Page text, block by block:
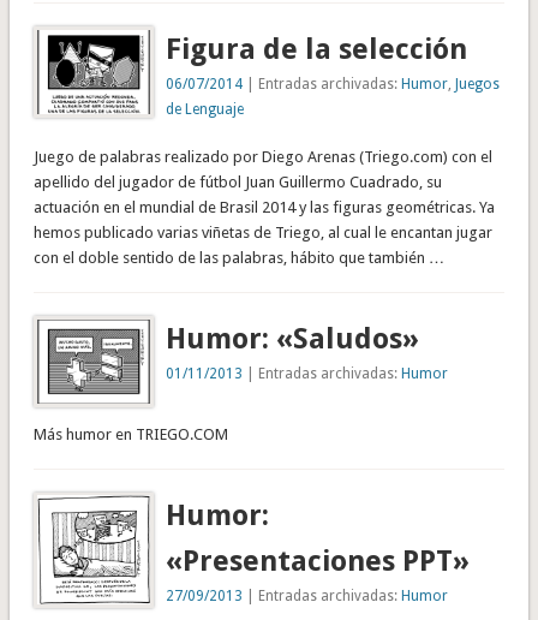
Figura de la selección
06/07/2014 | Entradas archivadas:Humor ,Juegos
de Lenguaje
Juego de palabras realizado por Diego Arenas (Triego.com) con el
apellido del jugador de fútbol Juan Guillermo Cuadrado, su
actuación en el mundial de Brasil 2014 y las figuras geométricas. Ya
hemos publicado varias viñetas de Triego, al cual le encantan jugar
con el doble sentido de las palabras, hábito que también …
Humor: «Saludos»
01/11/2013 | Entradas archivadas:Humor
Más humor en TRIEGO.COM
Humor:
«Presentaciones PPT»
27/09/2013 | Entradas archivadas:Humor